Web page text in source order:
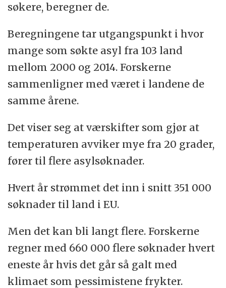
søkere, beregner de.
Beregningene tar utgangspunkt i hvor
mange som søkte asyl fra 103 land
mellom 2000 og 2014. Forskerne
sammenligner med været i landene de
samme årene.
Det viser seg at værskifter som gjør at
temperaturen avviker mye fra 20 grader,
fører til flere asylsøknader.
Hvert år strømmet det inn i snitt 351 000
søknader til land i EU.
Men det kan bli langt flere. Forskerne
regner med 660 000 flere søknader hvert
eneste år hvis det går så galt med
klimaet som pessimistene frykter.